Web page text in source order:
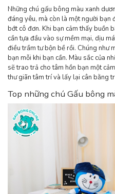
Những chú gấu bông màu xanh
đáng yêu, mà còn là một người
bớt cô đơn. Khi bạn cảm thấy buồn
cần tựa đầu vào sự mềm mại, dịu
điều trầm tư bộn bề rồi. Chúng như
bạn mỗi khi bạn cần. Màu sắc của
sẽ trao trả cho tâm hồn bạn một
thư giãn tâm trí và lấy lại cân bằng
Top những chú Gấu bông